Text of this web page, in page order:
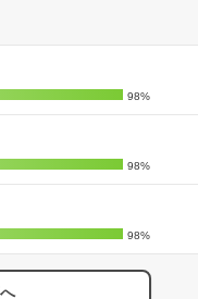
98%
98%
98%